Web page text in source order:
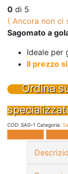
0 di 5
( Ancora non ci
Sagomato a
Ideale per
Il prezzo
Ordina
COD: SAG-1 Categoria: